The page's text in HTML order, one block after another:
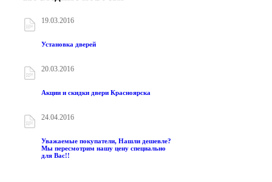
19.03.2016
Установка дверей
20.03.2016
Акции и скидки двери Красноярска
24.04.2016
Уважаемые покупатели, Нашли дешевле?
Мы пересмотрим нашу цену специально
для Вас!!